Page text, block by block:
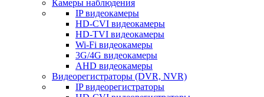
Камеры наблюдения
IP видеокамеры
HD-CVI видеокамеры
HD-TVI видеокамеры
Wi-Fi видеокамеры
3G/4G видеокамеры
AHD видеокамеры
Видеорегистраторы (DVR, NVR)
IP видеорегистраторы